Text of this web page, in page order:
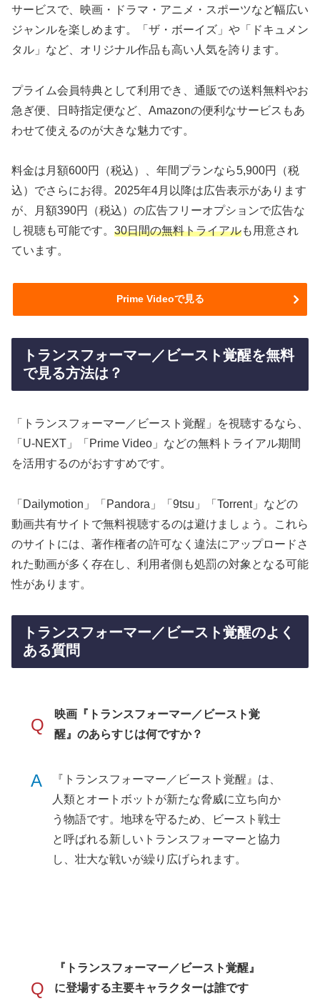
サービスで、映画・ドラマ・アニメ・スポーツなど幅広い
ジャンルを楽しめます。「ザ・ボーイズ」や「ドキュメン
タル」など、オリジナル作品も高い人気を誇ります。
プライム会員特典として利用でき、通販での送料無料やお
急ぎ便、日時指定便など、Amazonの便利なサービスもあ
わせて使えるのが大きな魅力です。
料金は月額600円（税込）、年間プランなら5,900円（税
込）でさらにお得。2025年4月以降は広告表示があります
が、月額390円（税込）の広告フリーオプションで広告な
し視聴も可能です。 30日間の無料トライアルも用意され
ています。
Prime Videoで見る
トランスフォーマー／ビースト覚醒を無料
で見る方法は？
「トランスフォーマー／ビースト覚醒」を視聴するなら、
「U-NEXT」「Prime Video」などの無料トライアル期間
を活用するのがおすすめです。
「Dailymotion」「Pandora」「9tsu」「Torrent」などの
動画共有サイトで無料視聴するのは避けましょう。これら
のサイトには、著作権者の許可なく違法にアップロードさ
れた動画が多く存在し、利用者側も処罰の対象となる可能
性があります。
トランスフォーマー／ビースト覚醒のよく
ある質問
Q
映画『トランスフォーマー／ビースト覚
醒』のあらすじは何ですか？
A
『トランスフォーマー／ビースト覚醒』は、
人類とオートボットが新たな脅威に立ち向か
う物語です。地球を守るため、ビースト戦士
と呼ばれる新しいトランスフォーマーと協力
し、壮大な戦いが繰り広げられます。
Q
『トランスフォーマー／ビースト覚醒』
に登場する主要キャラクターは誰です